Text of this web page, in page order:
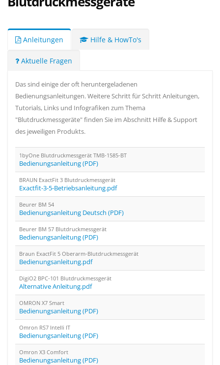
Anleitungen Hilfe & HowTo's
Aktuelle Fragen
Das sind einige der oft heruntergeladenen
Bedienungsanleitungen. Weitere Schritt für Schritt Anleitungen,
Tutorials, Links und Infografiken zum Thema
"Blutdruckmessgeräte" finden Sie im Abschnitt Hilfe & Support
des jeweiligen Produkts.
1byOne Blutdruckmessgerät TMB-1585-BT
Bedienungsanleitung (PDF)
BRAUN ExactFit 3 Blutdruckmessgerät
Exactfit-3-5-Betriebsanleitung.pdf
Beurer BM 54
Bedienungsanleitung Deutsch (PDF)
Beurer BM 57 Blutdruckmessgerät
Bedienungsanleitung (PDF)
Braun ExactFit 5 Oberarm-Blutdruckmessgerät
Bedienungsanleitung.pdf
DigiO2 BPC-101 Blutdruckmessgerät
Alternative Anleitung.pdf
OMRON X7 Smart
Bedienungsanleitung (PDF)
Omron RS7 Intelli IT
Bedienungsanleitung (PDF)
Omron X3 Comfort
Bedienungsanleitung (PDF)